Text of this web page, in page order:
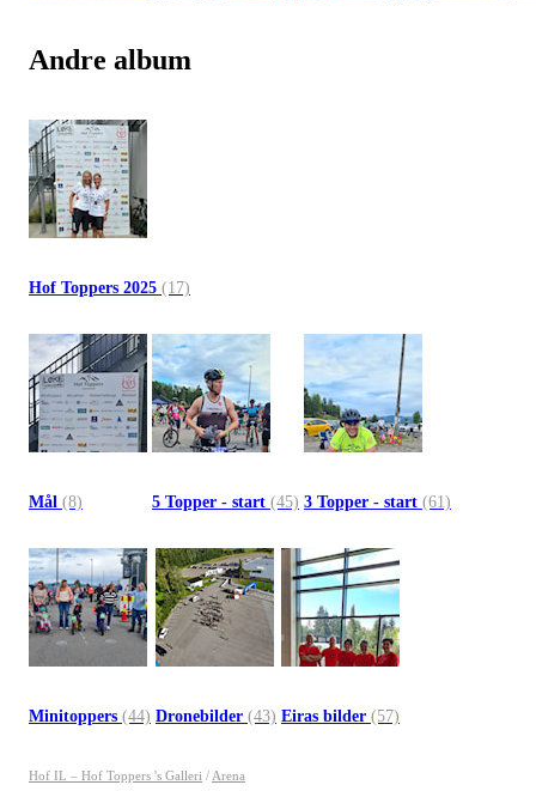
Andre album
Hof Toppers 2025 (17)
Mål (8) 5 Topper - start (45) 3 Topper - start (61)
Minitoppers (44) Dronebilder (43) Eiras bilder (57)
Hof IL – Hof Toppers 's Galleri / Arena